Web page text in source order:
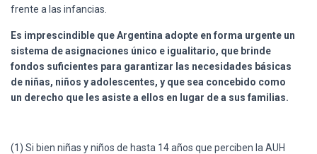
frente a las infancias.
Es imprescindible que Argentina adopte en forma urgente un
sistema de asignaciones único e igualitario, que brinde
fondos suficientes para garantizar las necesidades básicas
de niñas, niños y adolescentes, y que sea concebido como
un derecho que les asiste a ellos en lugar de a sus familias.
(1) Si bien niñas y niños de hasta 14 años que perciben la AUH